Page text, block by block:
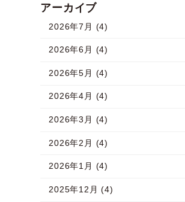
アーカイブ
2026年7月 (4)
2026年6月 (4)
2026年5月 (4)
2026年4月 (4)
2026年3月 (4)
2026年2月 (4)
2026年1月 (4)
2025年12月 (4)